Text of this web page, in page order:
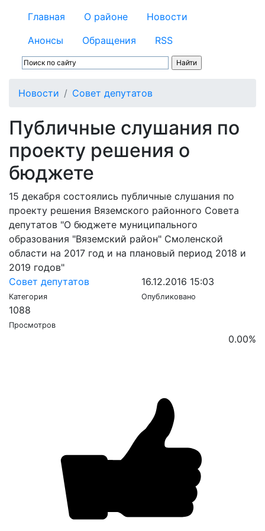
Главная О районе
Новости
Анонсы
Обращения RSS
Новости Совет депутатов
Публичные слушания по
проекту решения о
бюджете
15 декабря состоялись публичные слушания по
проекту решения Вяземского районного Совета
депутатов "О бюджете муниципального
образования "Вяземский район" Смоленской
области на 2017 год и на плановый период 2018 и
2019 годов"
Совет депутатов
Категория
16.12.2016 15:03
Опубликовано
1088
Просмотров
0.00%